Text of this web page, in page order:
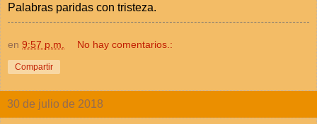
Palabras paridas con tristeza.
en 9:57 p.m. No hay comentarios.:
Compartir
30 de julio de 2018